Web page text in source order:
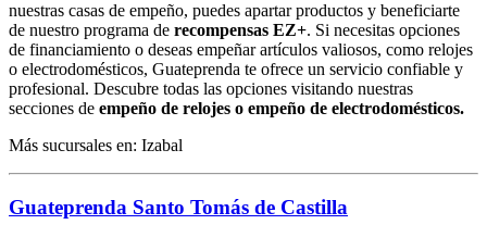
nuestras casas de empeño, puedes apartar productos y beneficiarte
de nuestro programa de recompensas EZ+. Si necesitas opciones
de financiamiento o deseas empeñar artículos valiosos, como relojes
o electrodomésticos, Guateprenda te ofrece un servicio confiable y
profesional. Descubre todas las opciones visitando nuestras
secciones de empeño de relojes o empeño de electrodomésticos.
Más sucursales en: Izabal
Guateprenda Santo Tomás de Castilla